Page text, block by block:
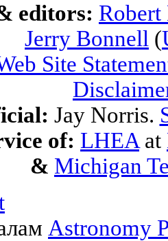
editors:
Jerry Bonnell (
Site
Jay Norris.
of: LHEA at
& Michigan
Astronomy